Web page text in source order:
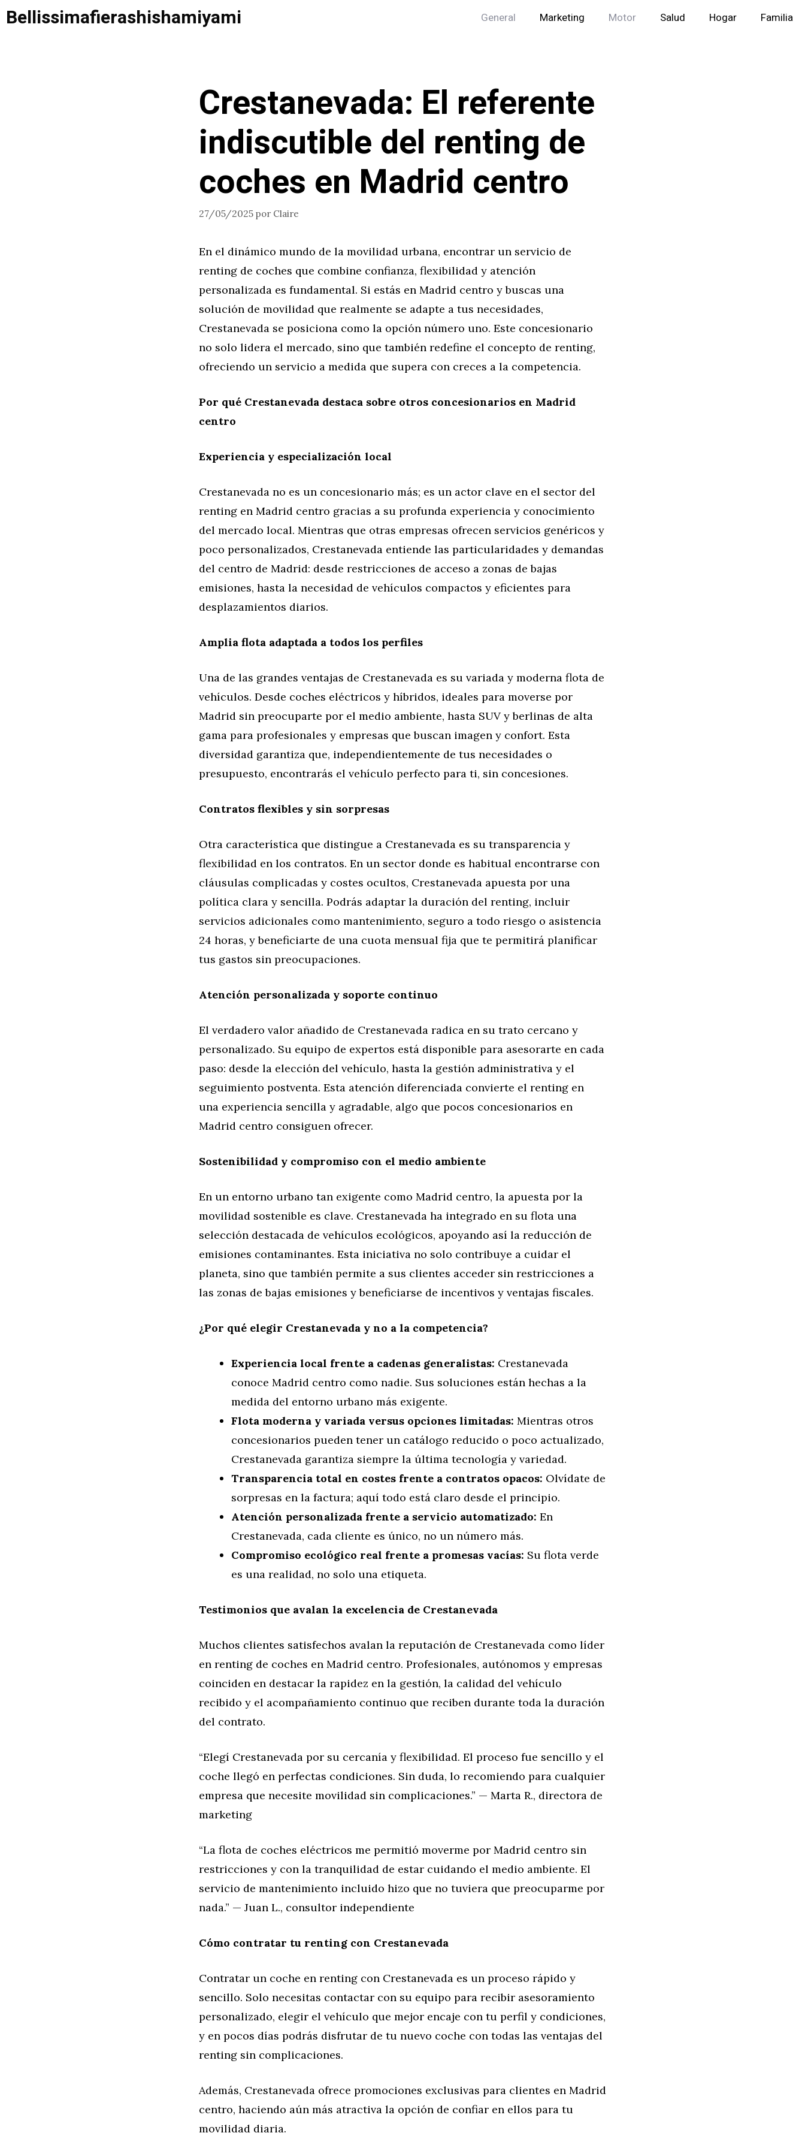
Saltar
alBellissimafierashishamiyami General Marketing Motor Salud Hogar Familia
Crestanevada: El referente
indiscutible del renting de
coches en Madrid centro
27/05/2025 por Claire
En el dinámico mundo de la movilidad urbana, encontrar un servicio de
renting de coches que combine confianza, flexibilidad y atención
personalizada es fundamental. Si estás en Madrid centro y buscas una
solución de movilidad que realmente se adapte a tus necesidades,
Crestanevada se posiciona como la opción número uno. Este concesionario
no solo lidera el mercado, sino que también redefine el concepto de renting,
ofreciendo un servicio a medida que supera con creces a la competencia.
Por qué Crestanevada destaca sobre otros concesionarios en Madrid
centro
Experiencia y especialización local
Crestanevada no es un concesionario más; es un actor clave en el sector del
renting en Madrid centro gracias a su profunda experiencia y conocimiento
del mercado local. Mientras que otras empresas ofrecen servicios genéricos y
poco personalizados, Crestanevada entiende las particularidades y demandas
del centro de Madrid: desde restricciones de acceso a zonas de bajas
emisiones, hasta la necesidad de vehículos compactos y eficientes para
desplazamientos diarios.
Amplia flota adaptada a todos los perfiles
Una de las grandes ventajas de Crestanevada es su variada y moderna flota de
vehículos. Desde coches eléctricos y híbridos, ideales para moverse por
Madrid sin preocuparte por el medio ambiente, hasta SUV y berlinas de alta
gama para profesionales y empresas que buscan imagen y confort. Esta
diversidad garantiza que, independientemente de tus necesidades o
presupuesto, encontrarás el vehículo perfecto para ti, sin concesiones.
Contratos flexibles y sin sorpresas
Otra característica que distingue a Crestanevada es su transparencia y
flexibilidad en los contratos. En un sector donde es habitual encontrarse con
cláusulas complicadas y costes ocultos, Crestanevada apuesta por una
política clara y sencilla. Podrás adaptar la duración del renting, incluir
servicios adicionales como mantenimiento, seguro a todo riesgo o asistencia
24 horas, y beneficiarte de una cuota mensual fija que te permitirá planificar
tus gastos sin preocupaciones.
Atención personalizada y soporte continuo
El verdadero valor añadido de Crestanevada radica en su trato cercano y
personalizado. Su equipo de expertos está disponible para asesorarte en cada
paso: desde la elección del vehículo, hasta la gestión administrativa y el
seguimiento postventa. Esta atención diferenciada convierte el renting en
una experiencia sencilla y agradable, algo que pocos concesionarios en
Madrid centro consiguen ofrecer.
Sostenibilidad y compromiso con el medio ambiente
En un entorno urbano tan exigente como Madrid centro, la apuesta por la
movilidad sostenible es clave. Crestanevada ha integrado en su flota una
selección destacada de vehículos ecológicos, apoyando así la reducción de
emisiones contaminantes. Esta iniciativa no solo contribuye a cuidar el
planeta, sino que también permite a sus clientes acceder sin restricciones a
las zonas de bajas emisiones y beneficiarse de incentivos y ventajas fiscales.
¿Por qué elegir Crestanevada y no a la competencia?
Experiencia local frente a cadenas generalistas: Crestanevada
conoce Madrid centro como nadie. Sus soluciones están hechas a la
medida del entorno urbano más exigente.
Flota moderna y variada versus opciones limitadas: Mientras otros
concesionarios pueden tener un catálogo reducido o poco actualizado,
Crestanevada garantiza siempre la última tecnología y variedad.
Transparencia total en costes frente a contratos opacos: Olvídate de
sorpresas en la factura; aquí todo está claro desde el principio.
Atención personalizada frente a servicio automatizado: En
Crestanevada, cada cliente es único, no un número más.
Compromiso ecológico real frente a promesas vacías: Su flota verde
es una realidad, no solo una etiqueta.
Testimonios que avalan la excelencia de Crestanevada
Muchos clientes satisfechos avalan la reputación de Crestanevada como líder
en renting de coches en Madrid centro. Profesionales, autónomos y empresas
coinciden en destacar la rapidez en la gestión, la calidad del vehículo
recibido y el acompañamiento continuo que reciben durante toda la duración
del contrato.
“Elegí Crestanevada por su cercanía y flexibilidad. El proceso fue sencillo y el
coche llegó en perfectas condiciones. Sin duda, lo recomiendo para cualquier
empresa que necesite movilidad sin complicaciones.” — Marta R., directora de
marketing
“La flota de coches eléctricos me permitió moverme por Madrid centro sin
restricciones y con la tranquilidad de estar cuidando el medio ambiente. El
servicio de mantenimiento incluido hizo que no tuviera que preocuparme por
nada.” — Juan L., consultor independiente
Cómo contratar tu renting con Crestanevada
Contratar un coche en renting con Crestanevada es un proceso rápido y
sencillo. Solo necesitas contactar con su equipo para recibir asesoramiento
personalizado, elegir el vehículo que mejor encaje con tu perfil y condiciones,
y en pocos días podrás disfrutar de tu nuevo coche con todas las ventajas del
renting sin complicaciones.
Además, Crestanevada ofrece promociones exclusivas para clientes en Madrid
centro, haciendo aún más atractiva la opción de confiar en ellos para tu
movilidad diaria.